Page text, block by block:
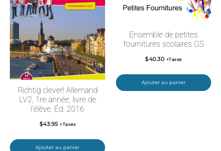
Richtig clever! Allemand
LV2, 1re année, livre de
l’élève, Éd. 2016
$43.95 +Taxes
Ajouter au panier
Ensemble de petites
fournitures scolaires GS
$40.30 +Taxes
Ajouter au panier